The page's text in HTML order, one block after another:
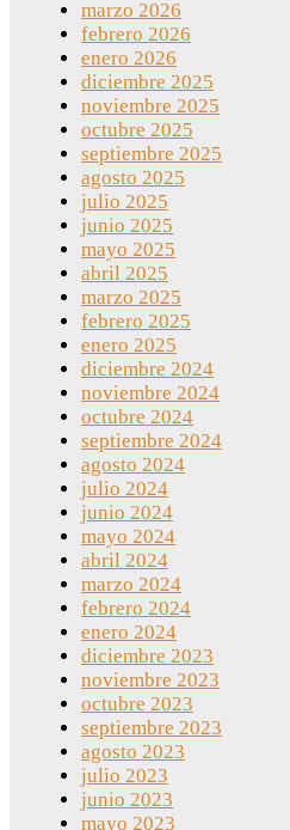
marzo 2026
febrero 2026
enero 2026
diciembre 2025
noviembre 2025
octubre 2025
septiembre 2025
agosto 2025
julio 2025
junio 2025
mayo 2025
abril 2025
marzo 2025
febrero 2025
enero 2025
diciembre 2024
noviembre 2024
octubre 2024
septiembre 2024
agosto 2024
julio 2024
junio 2024
mayo 2024
abril 2024
marzo 2024
febrero 2024
enero 2024
diciembre 2023
noviembre 2023
octubre 2023
septiembre 2023
agosto 2023
julio 2023
junio 2023
mayo 2023